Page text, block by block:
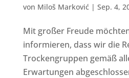
von Miloš Marković| Sep. 4,
Mit großer Freude
informieren, dass wir die
Trockengruppen gemäß
Erwartungen